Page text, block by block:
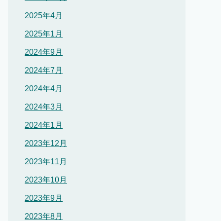
2025年4月
2025年1月
2024年9月
2024年7月
2024年4月
2024年3月
2024年1月
2023年12月
2023年11月
2023年10月
2023年9月
2023年8月